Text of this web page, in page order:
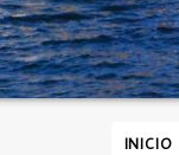
INICIO